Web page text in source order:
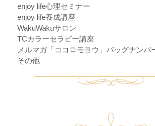
enjoy life心理セミナー
enjoy life養成講座
WakuWakuサロン
TCカラーセラピー講座
メルマガ「ココロモヨウ」バッグナンバ
その他